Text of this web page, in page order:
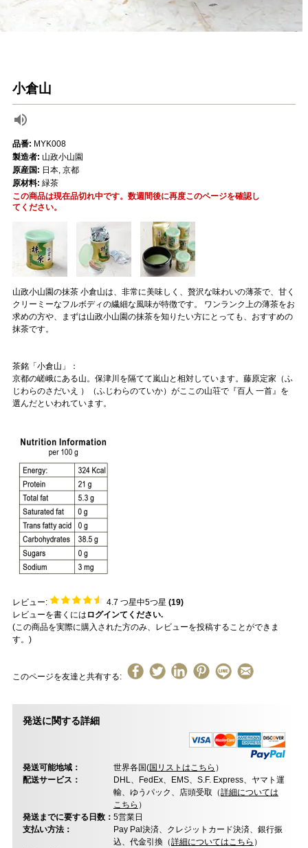
小倉山
山政小山園の抹茶 小倉山は、非常に美味しく、贅沢な味わいの薄茶で、甘く
クリーミーなフルボディの繊細な風味が特徴です。 ワンランク上の薄茶をお
求めの方や、まずは山政小山園の抹茶を知りたい方にとっても、おすすめの
抹茶です。
茶銘「小倉山」：
京都の嵯峨にある山。保津川を隔てて嵐山と相対しています。藤原定家（ふ
じわらのさだいえ ）（ふじわらのていか）がここの山荘で『百人 一首』を
選んだといわれています。
レビュー: 4.7 つ星中5つ星 (19)
レビューを書くには ログインてください.
(この商品を実際に購入された方のみ、レビューを投稿することができま
す。)
このページを友達と共有する:
品番: MYK008
製造者: 山政小山園
原産国: 日本, 京都
原材料: 緑茶
この商品は現在品切れ中です。数週間後に再度このページを確認し
てください。
発送に関する詳細
発送可能地域： 世界各国(国リストはこちら ）
配送サービス：
DHL、FedEx、EMS、S.F. Express、ヤマト運
輸、ゆうパック、店頭受取（詳細については
こちら ）
発送までに要する日数： 5営業日
支払い方法：
Pay Pal決済、クレジットカード決済、銀行振
込、代金引換（詳細についてはこちら ）